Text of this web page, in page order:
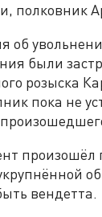
полковник
об
были
розыска
пока не
произошёл
вендетта.